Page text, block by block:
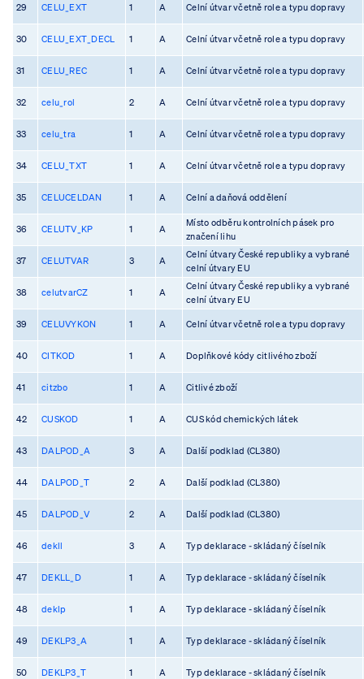
29 CELU_EXT 1 A Celní útvar včetně role a typu dopravy
30 CELU_EXT_DECL 1 A Celní útvar včetně role a typu dopravy
31 CELU_REC 1 A Celní útvar včetně role a typu dopravy
32 celu_rol 2 A Celní útvar včetně role a typu dopravy
33 celu_tra 1 A Celní útvar včetně role a typu dopravy
34 CELU_TXT 1 A Celní útvar včetně role a typu dopravy
35 CELUCELDAN 1 A Celní a daňová oddělení
36 CELUTV_KP 1 A
Místo odběru kontrolních pásek pro
značení lihu
37 CELUTVAR 3 A
Celní útvary České republiky a vybrané
celní útvary EU
38 celutvarCZ 1 A
Celní útvary České republiky a vybrané
celní útvary EU
39 CELUVYKON 1 A Celní útvar včetně role a typu dopravy
40 CITKOD 1 A Doplňkové kódy citlivého zboží
41 citzbo 1 A Citlivé zboží
42 CUSKOD 1 A CUS kód chemických látek
43 DALPOD_A 3 A Další podklad (CL380)
44 DALPOD_T 2 A Další podklad (CL380)
45 DALPOD_V 2 A Další podklad (CL380)
46 dekll 3 A Typ deklarace - skládaný číselník
47 DEKLL_D 1 A Typ deklarace - skládaný číselník
48 deklp 1 A Typ deklarace - skládaný číselník
49 DEKLP3_A 1 A Typ deklarace - skládaný číselník
50 DEKLP3_T 1 A Typ deklarace - skládaný číselník